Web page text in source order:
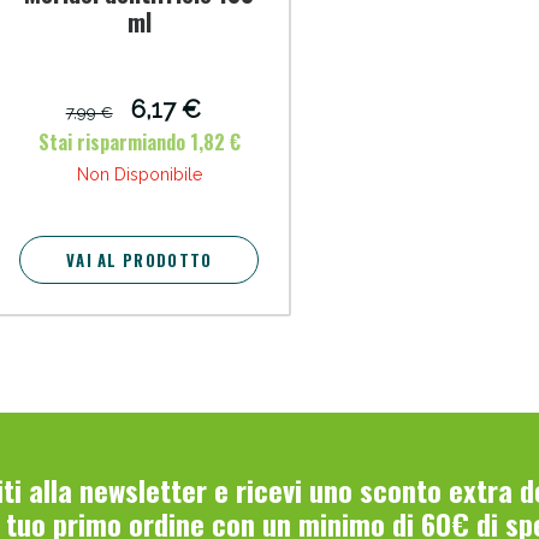
ml
7,99 €
6,17 €
Stai risparmiando 1,82 €
Non Disponibile
VAI AL PRODOTTO
alla newsletter e ricevi uno sconto extra
primo ordine con un minimo di 60€ di